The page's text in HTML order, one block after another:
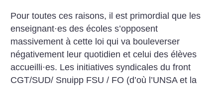
Pour toutes ces raisons, il est primordial que les
enseignant·es des écoles s’opposent
massivement à cette loi qui va bouleverser
négativement leur quotidien et celui des élèves
accueilli·es. Les initiatives syndicales du front
CGT/SUD/ Snuipp FSU / FO (d’où l’UNSA et la